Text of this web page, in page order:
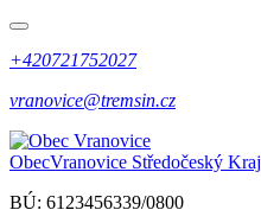
+420721752027
vranovice@tremsin.cz
ObecVranovice Středočeský Kraj
BÚ: 6123456339/0800